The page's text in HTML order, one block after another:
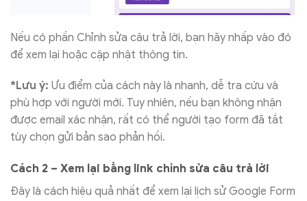
Nếu có phần Chỉnh sửa câu trả lời, bạn hãy nhấp vào đó
để xem lại hoặc cập nhật thông tin.
*Lưu ý: Ưu điểm của cách này là nhanh, dễ tra cứu và
phù hợp với người mới. Tuy nhiên, nếu bạn không nhận
được email xác nhận, rất có thể người tạo form đã tắt
tùy chọn gửi bản sao phản hồi.
Cách 2 – Xem lại bằng link chỉnh sửa câu trả lời
Đây là cách hiệu quả nhất để xem lại lịch sử Google Form